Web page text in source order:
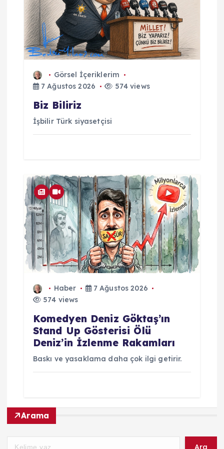
Görsel İçeriklerim
7 Ağustos 2026
574 views
Biz Biliriz
İşbilir Türk siyasetçisi
Haber
7 Ağustos 2026
574 views
Komedyen Deniz Göktaş’ın
Stand Up Gösterisi Ölü
Deniz’in İzlenme Rakamları
Baskı ve yasaklama daha çok ilgi getirir.
Arama
Ara